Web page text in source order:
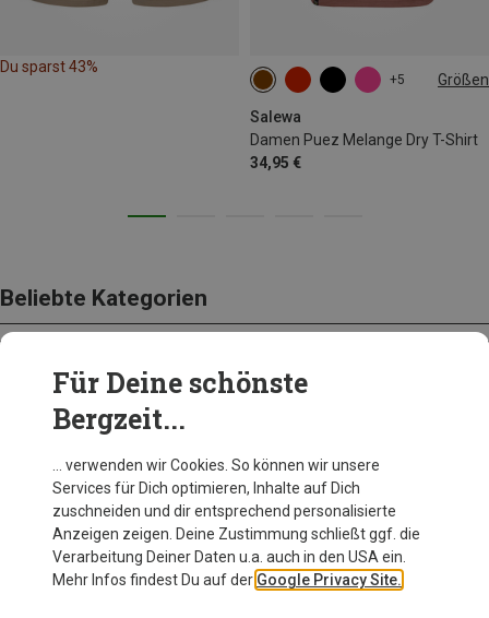
Du sparst 43%
+5 Größen
Salewa
Damen Puez Melange Dry T-Shirt
34,95 €
Beliebte Kategorien
BEKLEIDUNG
Für Deine schönste
Bergzeit...
… verwenden wir Cookies. So können wir unsere
Services für Dich optimieren, Inhalte auf Dich
zuschneiden und dir entsprechend personalisierte
Anzeigen zeigen. Deine Zustimmung schließt ggf. die
Verarbeitung Deiner Daten u.a. auch in den USA ein.
Mehr Infos findest Du auf der Google Privacy Site.